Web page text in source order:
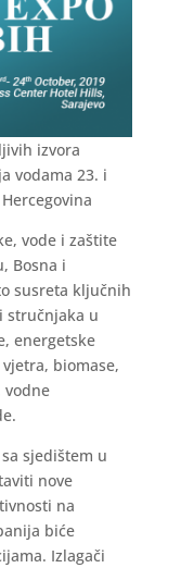
izvora
vodama 23. i
vode i zaštite
Bosna i
susreta ključnih
stručnjaka u
energetske
biomase,
vodne
sjedištem u
nove
na
biće
Izlagači